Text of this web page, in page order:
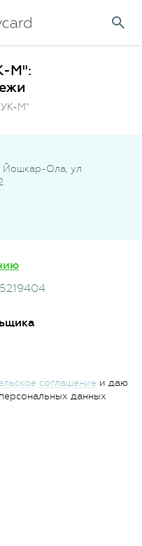
М":
М"
Йошкар-Ола, ул
соглашение и даю
данных